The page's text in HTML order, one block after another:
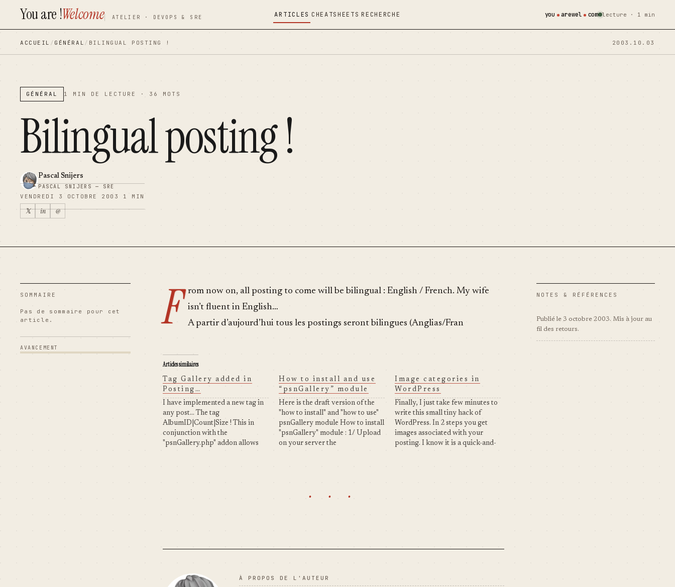
contenu
principal
contenu
principal
You are !Welcome ATELIER · DEVOPS & SRE ARTICLES CHEATSHEETS RECHERCHE you arewel com lecture · 1 min
ACCUEIL / GÉNÉRAL / BILINGUAL POSTING ! 2003.10.03
GÉNÉRAL 1 MIN DE LECTURE · 36 MOTS
Bilingual posting !
Pascal Snijers
PASCAL SNIJERS — SRE
VENDREDI 3 OCTOBRE 2003 1 MIN
𝕏 in @
SOMMAIRE
Pas de sommaire pour cet
article.
AVANCEMENT
F rom now on, all posting to come will be bilingual : English / French. My wife
isn’t fluent in English…
A partir d’aujourd’hui tous les postings seront bilingues (Anglias/Fran
Articles similaires
Tag Gallery added in
Posting…
I have implemented a new tag in
any post... The tag
AlbumID|Count|Size ! This in
conjunction with the
"psnGallery.php" addon allows
How to install and use
“psnGallery” module
Here is the draft version of the
"how to install" and "how to use"
psnGallery module How to install
"psnGallery" module : 1/ Upload
on your server the
Image categories in
WordPress
Finally, I just take few minutes to
write this small tiny hack of
WordPress. In 2 steps you get
images associated with your
posting. I know it is a quick-and-
· · ·
À PROPOS DE L'AUTEUR
NOTES & RÉFÉRENCES
Publié le 3 octobre 2003. Mis à jour au
fil des retours.